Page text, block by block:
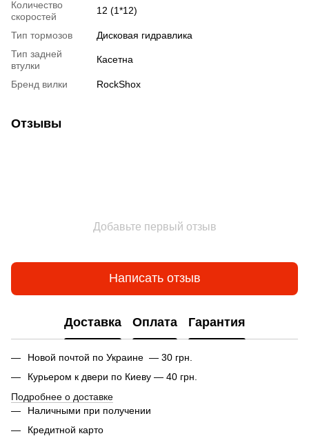
Количество
скоростей
12 (1*12)
Тип тормозов
Дисковая гидравлика
Тип задней
втулки
Касетна
Бренд вилки RockShox
Отзывы
Добавьте первый отзыв
Написать отзыв
Доставка Оплата Гарантия
Новой почтой по Украине — 30 грн.
Курьером к двери по Киеву — 40 грн.
Подробнее о доставке
Наличными при получении
Кредитной карто